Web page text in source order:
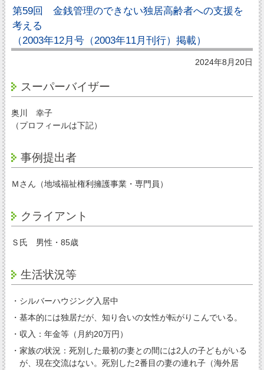
第59回 金銭管理のできない独居高齢者への支援を
考える
（2003年12月号（2003年11月刊行）掲載）
2024年8月20日
スーパーバイザー
奥川 幸子
（プロフィールは下記）
事例提出者
Ｍさん（地域福祉権利擁護事業・専門員）
クライアント
Ｓ氏 男性・85歳
生活状況等
・シルバーハウジング入居中
・基本的には独居だが、知り合いの女性が転がりこんでいる。
・収入：年金等（月約20万円）
・家族の状況：死別した最初の妻との間には2人の子どもがいる
が、現在交流はない。死別した2番目の妻の連れ子（海外居